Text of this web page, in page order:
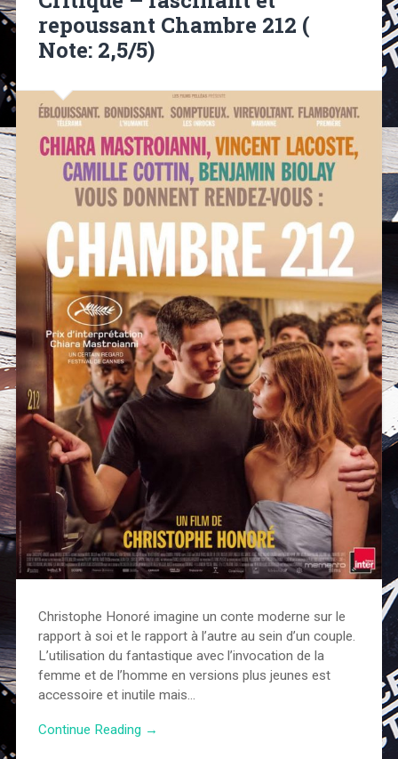
repoussant Chambre 212 (
Note: 2,5/5)
Christophe Honoré imagine un conte moderne sur le
rapport à soi et le rapport à l’autre au sein d’un couple.
L’utilisation du fantastique avec l’invocation de la
femme et de l’homme en versions plus jeunes est
accessoire et inutile mais…
Continue Reading →